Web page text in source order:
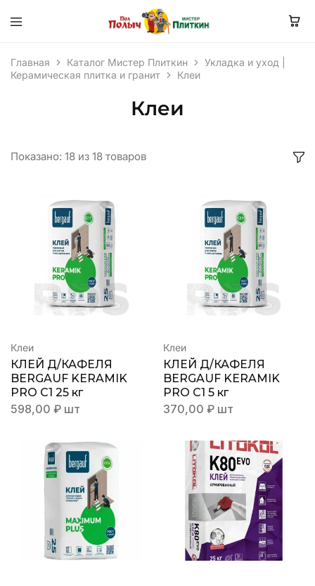
Главная Каталог Мистер Плиткин
Укладка и уход |
Керамическая плитка и гранит
Клеи
Клеи
Показано: 18 из 18 товаров
Клеи
КЛЕЙ Д/КАФЕЛЯ
BERGAUF KERAMIK
PRO C1 25 кг
598,00 ₽ шт
Клеи
КЛЕЙ Д/КАФЕЛЯ
BERGAUF KERAMIK
PRO C1 5 кг
370,00 ₽ шт